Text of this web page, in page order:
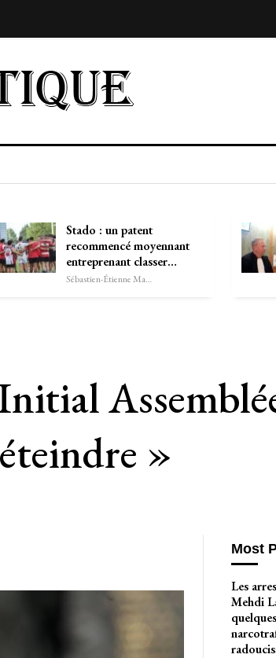
Stado : un patent
recommencé moyennant
entreprenant classer…
Sébastien-Étienne Marechal
»
Most
Les
Mehdi